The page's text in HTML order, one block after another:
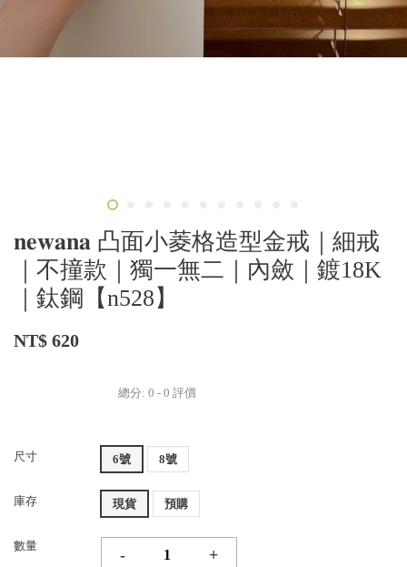
𝐧𝐞𝐰𝐚𝐧𝐚 凸面小菱格造型金戒｜細戒
｜不撞款｜獨一無二｜內斂｜鍍18K
｜鈦鋼【n528】
NT$ 620
總分: 0 - 0 評價
尺寸 6號 8號
庫存 現貨 預購
數量
- +